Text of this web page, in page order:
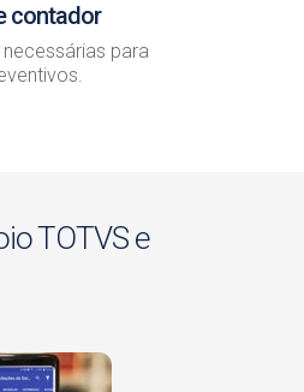
contador
para
TOTVS e